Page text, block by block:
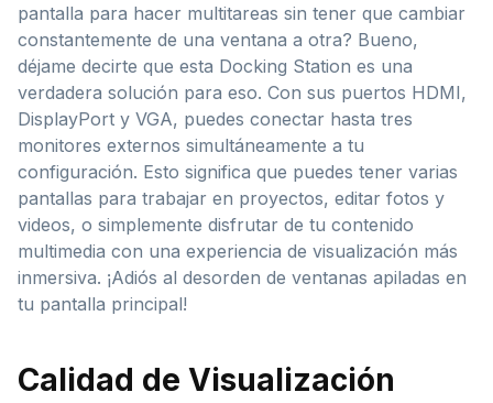
pantalla para hacer multitareas sin tener que cambiar
constantemente de una ventana a otra? Bueno,
déjame decirte que esta Docking Station es una
verdadera solución para eso. Con sus puertos HDMI,
DisplayPort y VGA, puedes conectar hasta tres
monitores externos simultáneamente a tu
configuración. Esto significa que puedes tener varias
pantallas para trabajar en proyectos, editar fotos y
videos, o simplemente disfrutar de tu contenido
multimedia con una experiencia de visualización más
inmersiva. ¡Adiós al desorden de ventanas apiladas en
tu pantalla principal!
Calidad de Visualización